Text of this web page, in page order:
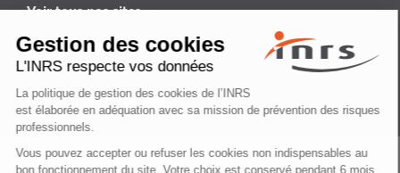
Voir tous nos sites →
INRS English
INRS (english version)